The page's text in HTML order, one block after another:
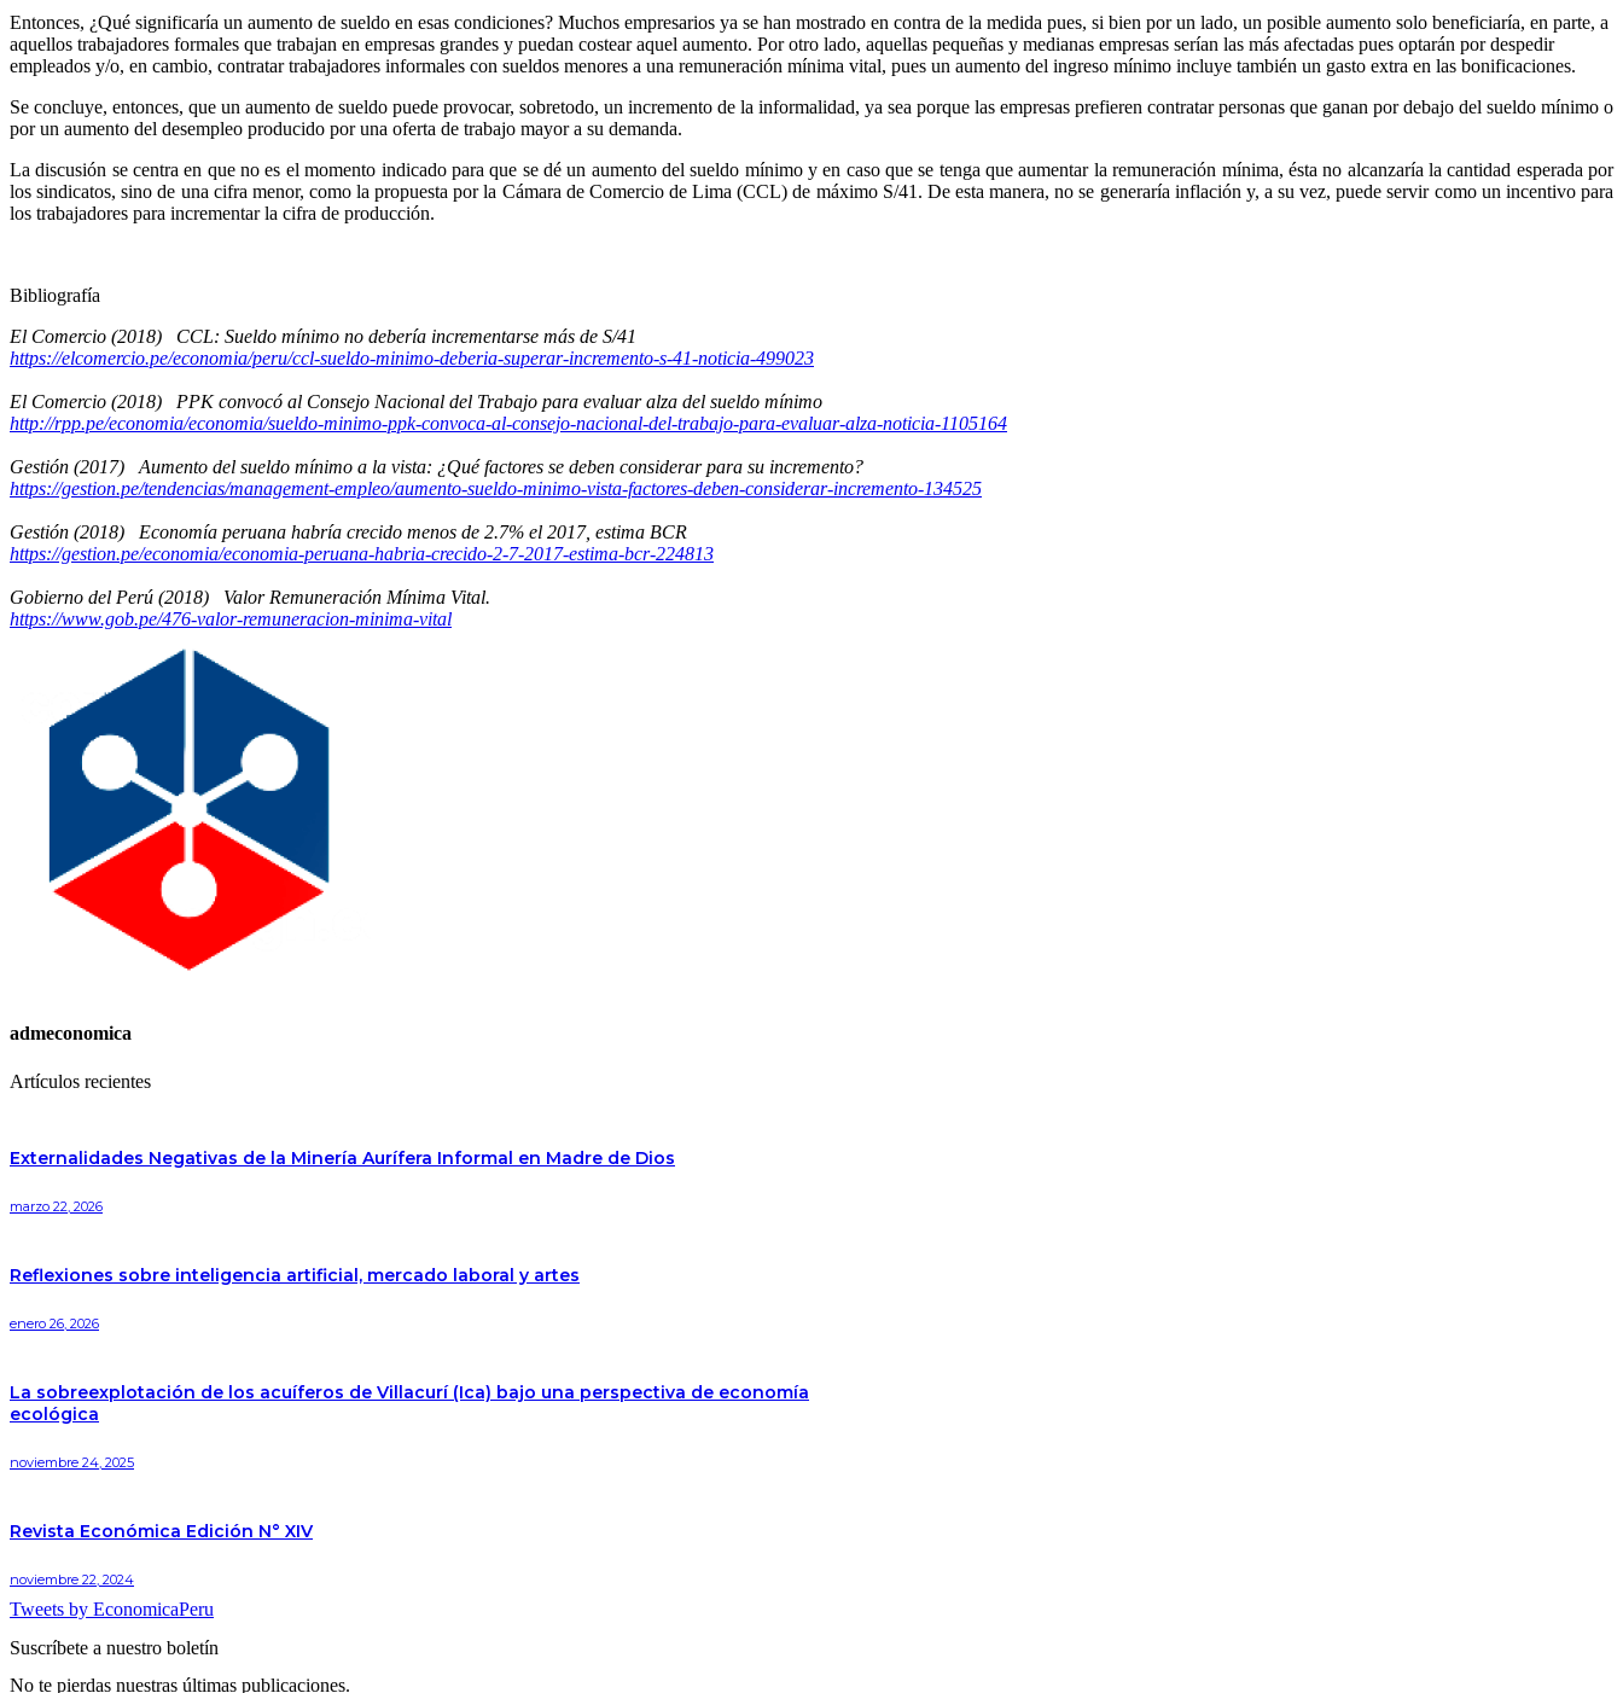
Entonces, ¿Qué significaría un aumento de sueldo en esas condiciones? Muchos empresarios ya se han mostrado en contra de la medida pues, si bien por un lado, un posible aumento solo beneficiaría, en parte, a
aquellos trabajadores formales que trabajan en empresas grandes y puedan costear aquel aumento. Por otro lado, aquellas pequeñas y medianas empresas serían las más afectadas pues optarán por despedir
empleados y/o, en cambio, contratar trabajadores informales con sueldos menores a una remuneración mínima vital, pues un aumento del ingreso mínimo incluye también un gasto extra en las bonificaciones.
Se concluye, entonces, que un aumento de sueldo puede provocar, sobretodo, un incremento de la informalidad, ya sea porque las empresas prefieren contratar personas que ganan por debajo del sueldo mínimo o
por un aumento del desempleo producido por una oferta de trabajo mayor a su demanda.
La discusión se centra en que no es el momento indicado para que se dé un aumento del sueldo mínimo y en caso que se tenga que aumentar la remuneración mínima, ésta no alcanzaría la cantidad esperada por
los sindicatos, sino de una cifra menor, como la propuesta por la Cámara de Comercio de Lima (CCL) de máximo S/41. De esta manera, no se generaría inflación y, a su vez, puede servir como un incentivo para
los trabajadores para incrementar la cifra de producción.
Bibliografía
El Comercio (2018) CCL: Sueldo mínimo no debería incrementarse más de S/41
https://elcomercio.pe/economia/peru/ccl-sueldo-minimo-deberia-superar-incremento-s-41-noticia-499023
El Comercio (2018) PPK convocó al Consejo Nacional del Trabajo para evaluar alza del sueldo mínimo
http://rpp.pe/economia/economia/sueldo-minimo-ppk-convoca-al-consejo-nacional-del-trabajo-para-evaluar-alza-noticia-1105164
Gestión (2017) Aumento del sueldo mínimo a la vista: ¿Qué factores se deben considerar para su incremento?
https://gestion.pe/tendencias/management-empleo/aumento-sueldo-minimo-vista-factores-deben-considerar-incremento-134525
Gestión (2018) Economía peruana habría crecido menos de 2.7% el 2017, estima BCR
https://gestion.pe/economia/economia-peruana-habria-crecido-2-7-2017-estima-bcr-224813
Gobierno del Perú (2018) Valor Remuneración Mínima Vital.
https://www.gob.pe/476-valor-remuneracion-minima-vital
admeconomica
Artículos recientes
Externalidades Negativas de la Minería Aurífera Informal en Madre de Dios
marzo 22, 2026
Reflexiones sobre inteligencia artificial, mercado laboral y artes
enero 26, 2026
La sobreexplotación de los acuíferos de Villacurí (Ica) bajo una perspectiva de economía
ecológica
noviembre 24, 2025
Revista Económica Edición N° XIV
noviembre 22, 2024
Tweets by EconomicaPeru
Suscríbete a nuestro boletín
No te pierdas nuestras últimas publicaciones.